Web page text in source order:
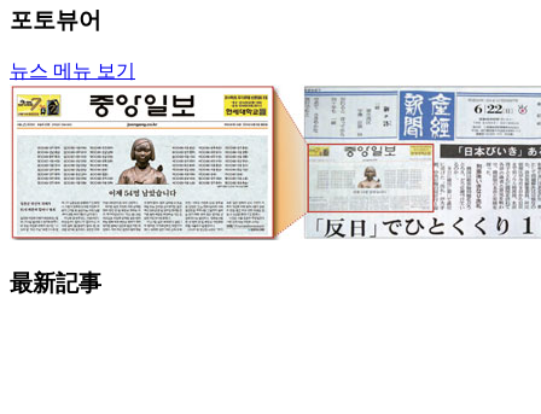
포토뷰어
뉴스 메뉴 보기
最新記事